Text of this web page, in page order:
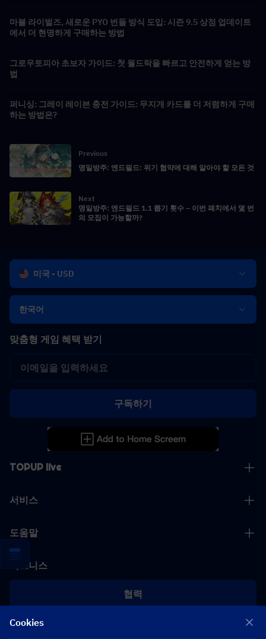
마블 라이벌즈, 새로운 PYO 번들 방식 도입: 시즌 9.5 상점 업데이트
에서 더 현명하게 구매하는 방법
그로우토피아 초보자 가이드: 첫 월드락을 빠르고 안전하게 얻는 방
법
퍼니싱: 그레이 레이븐 충전 가이드: 무지개 카드를 더 저렴하게 구매
하는 방법은?
Previous
명일방주: 엔드필드: 위기 협약에 대해 알아야 할 모든 것
Next
명일방주: 엔드필드 1.1 뽑기 횟수 – 이번 패치에서 몇 번
의 모집이 가능할까?
미국 - USD
한국어
TOPUP live
서비스
도움말
비즈니스
협력
[email protected]
맞춤형 게임 혜택 받기
구독하기
Cookies